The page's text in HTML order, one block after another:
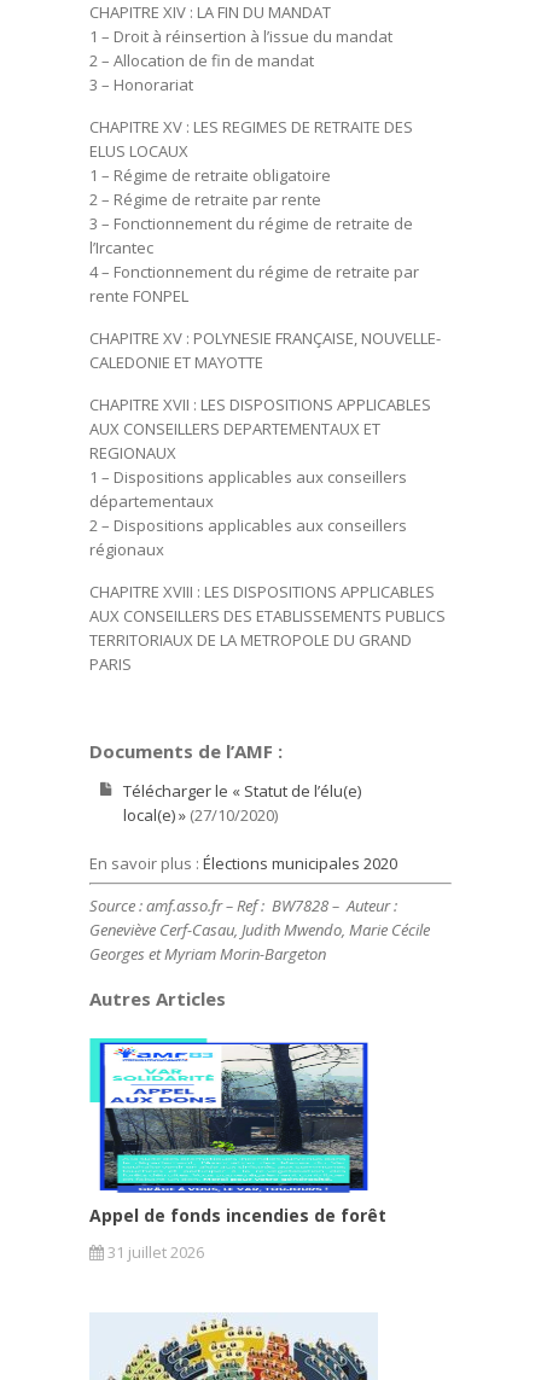
CHAPITRE XIV : LA FIN DU MANDAT
1 – Droit à réinsertion à l’issue du mandat
2 – Allocation de fin de mandat
3 – Honorariat
CHAPITRE XV : LES REGIMES DE RETRAITE DES
ELUS LOCAUX
1 – Régime de retraite obligatoire
2 – Régime de retraite par rente
3 – Fonctionnement du régime de retraite de
l’Ircantec
4 – Fonctionnement du régime de retraite par
rente FONPEL
CHAPITRE XV : POLYNESIE FRANÇAISE, NOUVELLE-
CALEDONIE ET MAYOTTE
CHAPITRE XVII : LES DISPOSITIONS APPLICABLES
AUX CONSEILLERS DEPARTEMENTAUX ET
REGIONAUX
1 – Dispositions applicables aux conseillers
départementaux
2 – Dispositions applicables aux conseillers
régionaux
CHAPITRE XVIII : LES DISPOSITIONS APPLICABLES
AUX CONSEILLERS DES ETABLISSEMENTS PUBLICS
TERRITORIAUX DE LA METROPOLE DU GRAND
PARIS
Documents de l’AMF :
Télécharger le « Statut de l’élu(e)
local(e) »(27/10/2020)
En savoir plus : Élections municipales 2020
Source : amf.asso.fr – Ref : BW7828 – Auteur :
Geneviève Cerf-Casau, Judith Mwendo, Marie Cécile
Georges et Myriam Morin-Bargeton
Autres Articles
Appel de fonds incendies de forêt
31 juillet 2026